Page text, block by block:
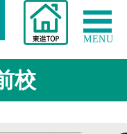
MENU
校